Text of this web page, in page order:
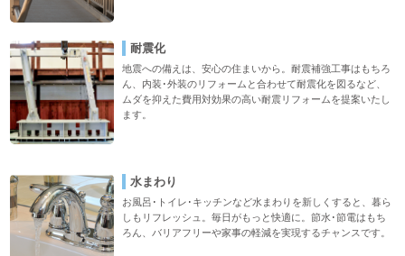
耐震化
地震への備えは、安心の住まいから。耐震補強工事はもちろ
ん、内装･外装のリフォームと合わせて耐震化を図るなど、
ムダを抑えた費用対効果の高い耐震リフォームを提案いたし
ます。
水まわり
お風呂･トイレ･キッチンなど水まわりを新しくすると、暮ら
しもリフレッシュ。毎日がもっと快適に。節水･節電はもち
ろん、バリアフリーや家事の軽減を実現するチャンスです。